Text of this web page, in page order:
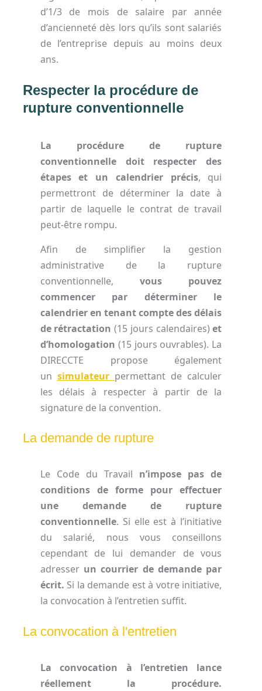
d’1/3 de mois de salaire par année
d’ancienneté dès lors qu’ils sont salariés
de l’entreprise depuis au moins deux
ans.
Respecter la procédure de
rupture conventionnelle
La procédure de rupture
conventionnelle doit respecter des
étapes et un calendrier précis, qui
permettront de déterminer la date à
partir de laquelle le contrat de travail
peut-être rompu.
Afin de simplifier la gestion
administrative de la rupture
conventionnelle, vous pouvez
commencer par déterminer le
calendrier en tenant compte des délais
de rétractation (15 jours calendaires)et
d’homologation (15 jours ouvrables). La
DIRECCTE propose également
un simulateur permettant de calculer
les délais à respecter à partir de la
signature de la convention.
La demande de rupture
Le Code du Travail n’impose pas de
conditions de forme pour effectuer
une demande de rupture
conventionnelle. Si elle est à l’initiative
du salarié, nous vous conseillons
cependant de lui demander de vous
adresser un courrier de demande par
écrit. Si la demande est à votre initiative,
la convocation à l’entretien suffit.
La convocation à l'entretien
La convocation à l’entretien lance
réellement la procédure.